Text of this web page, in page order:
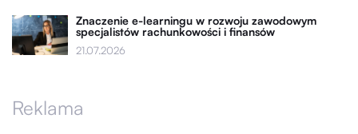
Znaczenie e-learningu w rozwoju zawodowym
specjalistów rachunkowości i finansów
21.07.2026
Reklama